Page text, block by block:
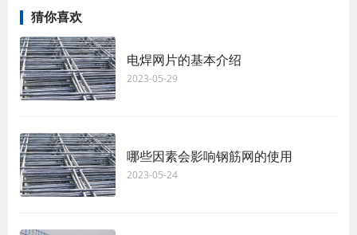
猜你喜欢
电焊网片的基本介绍
2023-05-29
哪些因素会影响钢筋网的使用
2023-05-24